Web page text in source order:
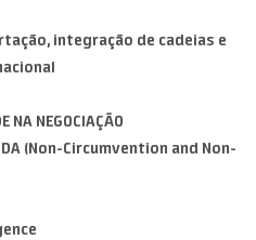
integração de cadeias e
NA NEGOCIAÇÃO
(Non-Circumvention and Non-